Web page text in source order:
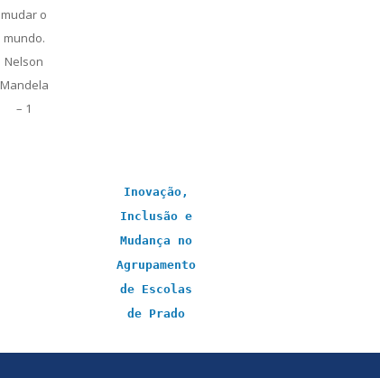
mudar o
mundo.
Nelson
Mandela
– 1
Inovação,
Inclusão e
Mudança no
Agrupamento
de Escolas
de Prado